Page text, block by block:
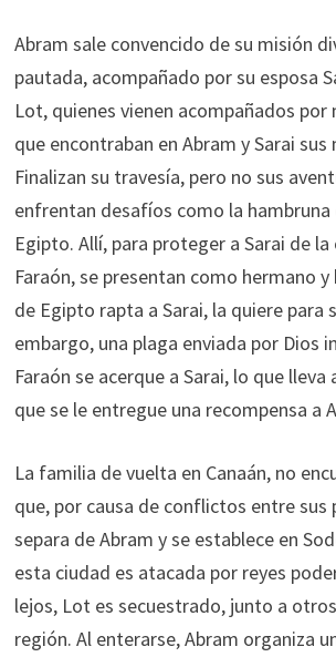
Abram sale convencido de su misión
pautada, acompañado por su esposa
Lot, quienes vienen acompañados por
que encontraban en Abram y Sarai
Finalizan su travesía, pero no sus
enfrentan desafíos como la hambruna
Egipto. Allí, para proteger a Sarai de
Faraón, se presentan como hermano y
de Egipto rapta a Sarai, la quiere para
embargo, una plaga enviada por Dios
Faraón se acerque a Sarai, lo que lleva
que se le entregue una recompensa a
La familia de vuelta en Canaán, no
que, por causa de conflictos entre sus
separa de Abram y se establece en
esta ciudad es atacada por reyes
lejos, Lot es secuestrado, junto a
región. Al enterarse, Abram organiza